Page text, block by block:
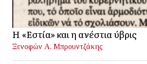
Η «Εστία» και η ανέστια ύβρις
Ξενοφών Α. Μπρουντζάκης